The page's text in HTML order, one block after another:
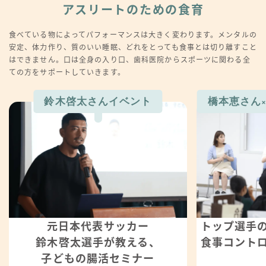
アスリートのための食育
食べている物によってパフォーマンスは大きく変わります。メンタルの
安定、体力作り、質のいい睡眠、どれをとっても食事とは切り離すこと
はできません。口は全身の入り口、歯科医院からスポーツに関わる全
ての方をサポートしていきます。
鈴木啓太さんイベント
元日本代表サッカー
鈴木啓太選手が教える、
子どもの腸活セミナー
橋本恵さん
トップ選手
食事コント